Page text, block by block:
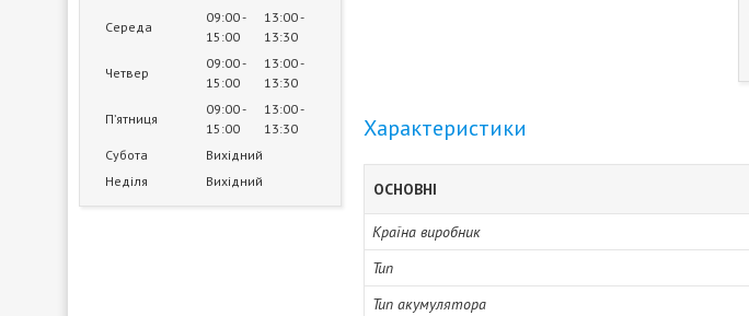
Середа
09:00
15:00
13:00
13:30
Четвер
09:00
15:00
13:00
13:30
Пʼятниця
09:00
15:00
13:00
13:30
Субота
Вихідний
Неділя
Вихідний
Характеристики
ОСНОВНІ
Країна виробник
Тип
Тип акумулятора